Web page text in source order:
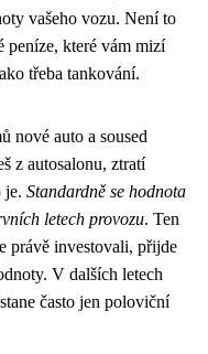
vašeho vozu. Není to
peníze, které vám mizí
třeba tankování.
nové auto a soused
z autosalonu, ztratí
je. Standardně se hodnota
letech provozu. Ten
právě investovali, přijde
V dalších letech
často jen poloviční